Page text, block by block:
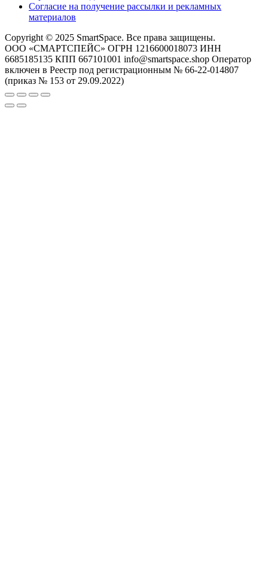
Согласие на получение рассылки и рекламных
материалов
Copyright © 2025 SmartSpace. Все права защищены.
ООО «СМАРТСПЕЙС» ОГРН 1216600018073 ИНН
6685185135 КПП 667101001 info@smartspace.shop Оператор
включен в Реестр под регистрационным № 66-22-014807
(приказ № 153 от 29.09.2022)